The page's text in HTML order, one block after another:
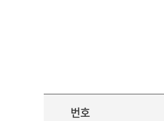
번호